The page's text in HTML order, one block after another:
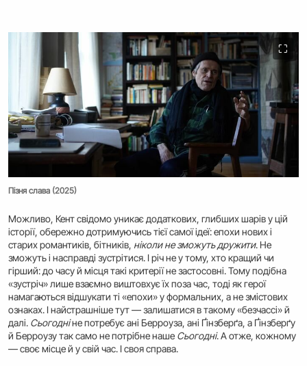
⛶
Пізня слава (2025)
Можливо, Кент свідомо уникає додаткових, глибших шарів у цій
історії, обережно дотримуючись тієї самої ідеї: епохи нових і
старих романтиків, бітників, ніколи не зможуть дружити. Не
зможуть і насправді зустрітися. І річ не у тому, хто кращий чи
гірший: до часу й місця такі критерії не застосовні. Тому подібна
«зустріч» лише взаємно виштовхує їх поза час, тоді як герої
намагаються відшукати ті «епохи» у формальних, а не змістових
ознаках. І найстрашніше тут — залишатися в такому «безчассі» й
далі. Сьогодніне потребує ані Берроуза, ані Ґінзберґа, а Ґінзберґу
й Берроузу так само не потрібне наше Сьогодні. А отже, кожному
— своє місце й у свій час. І своя справа.